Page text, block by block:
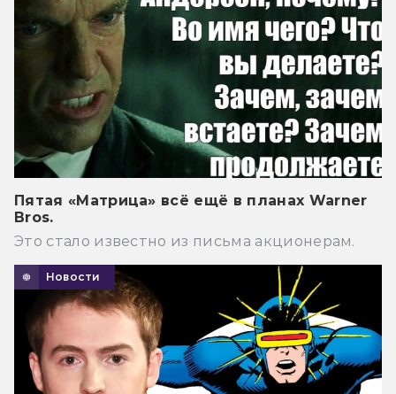
Пятая «Матрица» всё ещё в планах Warner
Bros.
Это стало известно из письма акционерам.
Новости